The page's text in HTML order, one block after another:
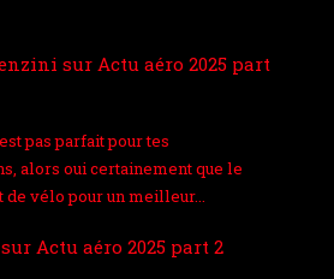
sur Actu aéro 2025 part
pas parfait pour tes
alors oui certainement que le
de vélo pour un meilleur…
sur Actu aéro 2025 part 2